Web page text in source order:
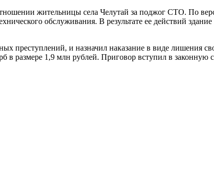
жительницы села Челутай за поджог СТО. По
обслуживания. В результате ее действий
преступлений, и назначил наказание в виде лишения
в размере 1,9 млн рублей. Приговор вступил в законную